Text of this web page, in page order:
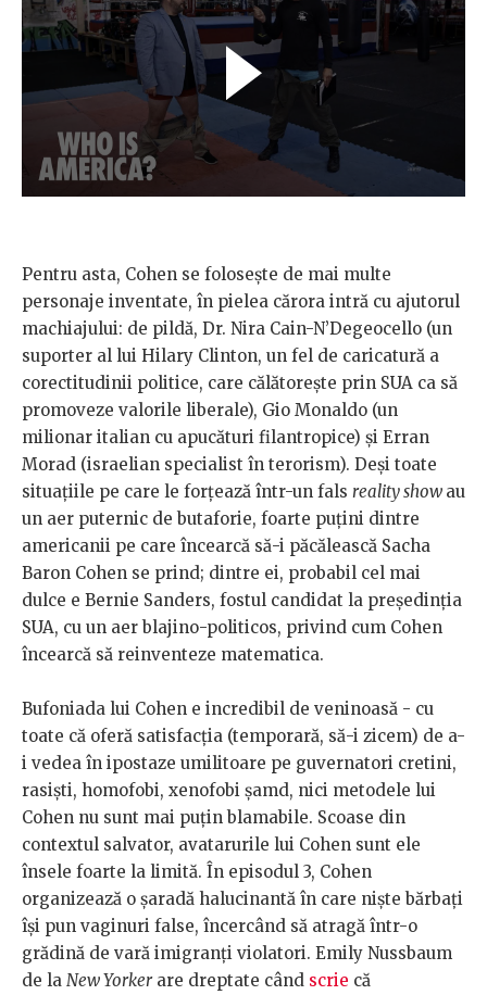
Pentru asta, Cohen se folosește de mai multe
personaje inventate, în pielea cărora intră cu ajutorul
machiajului: de pildă, Dr. Nira Cain-N’Degeocello (un
suporter al lui Hilary Clinton, un fel de caricatură a
corectitudinii politice, care călătorește prin SUA ca să
promoveze valorile liberale), Gio Monaldo (un
milionar italian cu apucături filantropice) și Erran
Morad (israelian specialist în terorism). Deși toate
situațiile pe care le forțează într-un fals reality show au
un aer puternic de butaforie, foarte puțini dintre
americanii pe care încearcă să-i păcălească Sacha
Baron Cohen se prind; dintre ei, probabil cel mai
dulce e Bernie Sanders, fostul candidat la președinția
SUA, cu un aer blajino-politicos, privind cum Cohen
încearcă să reinventeze matematica.
Bufoniada lui Cohen e incredibil de veninoasă - cu
toate că oferă satisfacția (temporară, să-i zicem) de a-
i vedea în ipostaze umilitoare pe guvernatori cretini,
rasiști, homofobi, xenofobi șamd, nici metodele lui
Cohen nu sunt mai puțin blamabile. Scoase din
contextul salvator, avatarurile lui Cohen sunt ele
însele foarte la limită. În episodul 3, Cohen
organizează o șaradă halucinantă în care niște bărbați
își pun vaginuri false, încercând să atragă într-o
grădină de vară imigranți violatori. Emily Nussbaum
de la New Yorkerare dreptate când scrie că